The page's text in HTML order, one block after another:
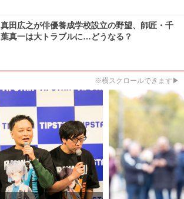
真田広之が俳優養成学校設立の野望、師匠・千
葉真一は大トラブルに…どうなる？
※横スクロールできます▶